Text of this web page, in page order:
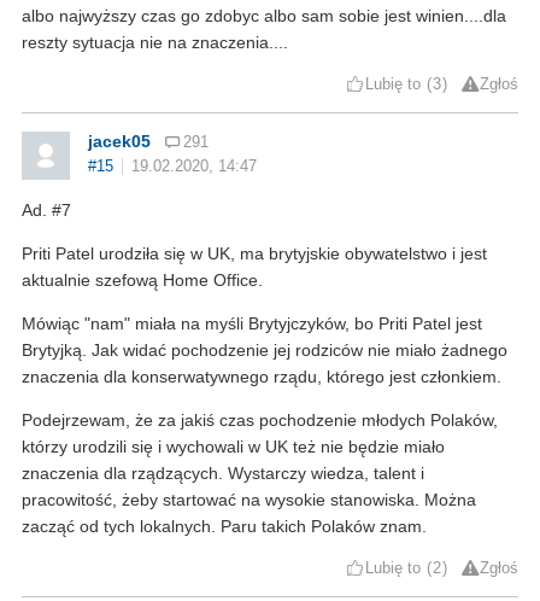
albo najwyższy czas go zdobyc albo sam sobie jest winien....dla
reszty sytuacja nie na znaczenia....
Lubię to 3 Zgłoś
jacek05
291
#15
19.02.2020, 14:47
Ad. #7
Priti Patel urodziła się w UK, ma brytyjskie obywatelstwo i jest
aktualnie szefową Home Office.
Mówiąc "nam" miała na myśli Brytyjczyków, bo Priti Patel jest
Brytyjką. Jak widać pochodzenie jej rodziców nie miało żadnego
znaczenia dla konserwatywnego rządu, którego jest członkiem.
Podejrzewam, że za jakiś czas pochodzenie młodych Polaków,
którzy urodzili się i wychowali w UK też nie będzie miało
znaczenia dla rządzących. Wystarczy wiedza, talent i
pracowitość, żeby startować na wysokie stanowiska. Można
zacząć od tych lokalnych. Paru takich Polaków znam.
Lubię to 2 Zgłoś